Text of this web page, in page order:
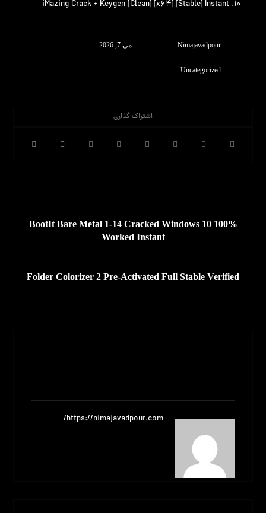
iMazing Crack + Keygen [Clean] [x64] [Stable] Instant
Nimajavadpour می 7, 2026
Uncategorized
BootIt Bare Metal 1-14 Cracked Windows 10 100%
Worked Instant
Folder Colorizer 2 Pre-Activated Full Stable Verified
https://nimajavadpour.com/